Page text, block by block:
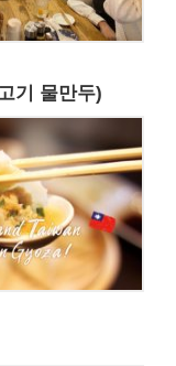
기 물만두)